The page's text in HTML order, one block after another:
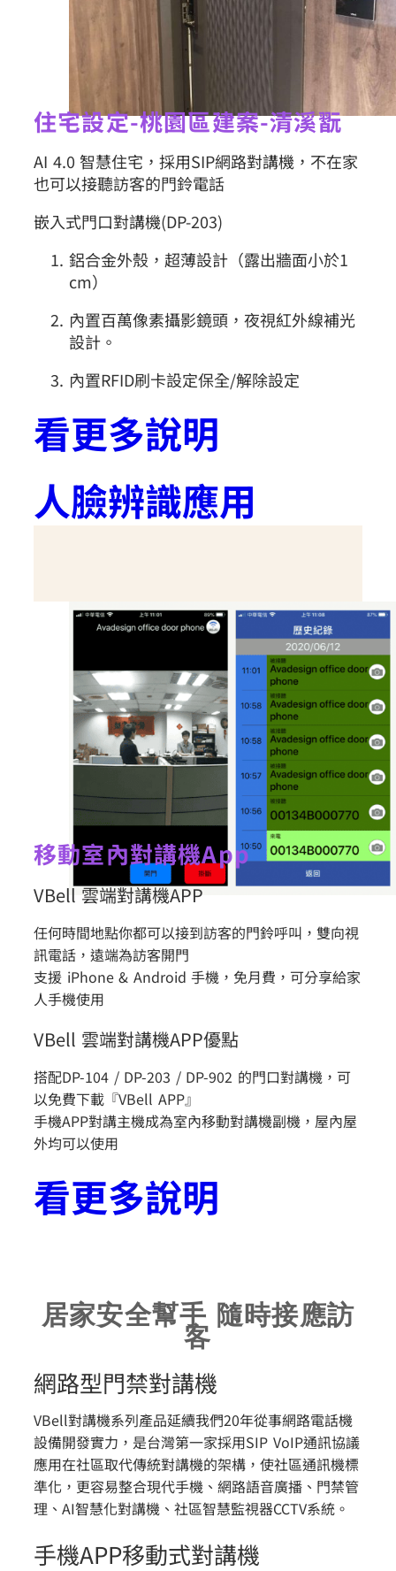
住宅設定-桃園區建案-清溪翫
AI 4.0 智慧住宅，採用SIP網路對講機，不在家
也可以接聽訪客的門鈴電話
嵌入式門口對講機(DP-203)
鋁合金外殼，超薄設計（露出牆面小於1
cm）
內置百萬像素攝影鏡頭，夜視紅外線補光
設計。
內置RFID刷卡設定保全/解除設定
看更多說明
人臉辨識應用
移動室內對講機App
VBell 雲端對講機APP
任何時間地點你都可以接到訪客的門鈴呼叫，雙向視
訊電話，遠端為訪客開門
支援 iPhone & Android 手機，免月費，可分享給家
人手機使用
VBell 雲端對講機APP優點
搭配DP-104 / DP-203 / DP-902 的門口對講機，可
以免費下載『VBell APP』
手機APP對講主機成為室內移動對講機副機，屋內屋
外均可以使用
看更多說明
居家安全幫手 隨時接應訪
客
網路型門禁對講機
VBell對講機系列產品延續我們20年從事網路電話機
設備開發實力，是台灣第一家採用SIP VoIP通訊協議
應用在社區取代傳統對講機的架構，使社區通訊機標
準化，更容易整合現代手機、網路語音廣播、門禁管
理、AI智慧化對講機、社區智慧監視器CCTV系統。
手機APP移動式對講機